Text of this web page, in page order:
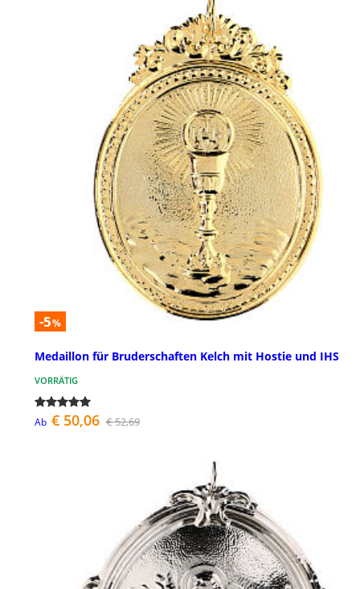
-5%
Medaillon für Bruderschaften Kelch mit Hostie und IHS
VORRÄTIG
Ab € 50,06 € 52,69